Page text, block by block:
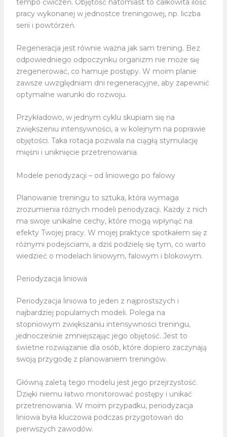
tempo ćwiczeń. Objętość natomiast to całkowita ilość
pracy wykonanej w jednostce treningowej, np. liczba
serii i powtórzeń.
Regeneracja jest równie ważna jak sam trening. Bez
odpowiedniego odpoczynku organizm nie może się
zregenerować, co hamuje postępy. W moim planie
zawsze uwzględniam dni regeneracyjne, aby zapewnić
optymalne warunki do rozwoju.
Przykładowo, w jednym cyklu skupiam się na
zwiększeniu intensywności, a w kolejnym na poprawie
objętości. Taka rotacja pozwala na ciągłą stymulację
mięśni i uniknięcie przetrenowania.
Modele periodyzacji – od liniowego po falowy
Planowanie treningu to sztuka, która wymaga
zrozumienia różnych modeli periodyzacji. Każdy z nich
ma swoje unikalne cechy, które mogą wpłynąć na
efekty Twojej pracy. W mojej praktyce spotkałem się z
różnymi podejściami, a dziś podzielę się tym, co warto
wiedzieć o modelach liniowym, falowym i blokowym.
Periodyzacja liniowa
Periodyzacja liniowa to jeden z najprostszych i
najbardziej popularnych modeli. Polega na
stopniowym zwiększaniu intensywności treningu,
jednocześnie zmniejszając jego objętość. Jest to
świetne rozwiązanie dla osób, które dopiero zaczynają
swoją przygodę z planowaniem treningów.
Główną zaletą tego modelu jest jego przejrzystość.
Dzięki niemu łatwo monitorować postępy i unikać
przetrenowania. W moim przypadku, periodyzacja
liniowa była kluczowa podczas przygotowań do
pierwszych zawodów.